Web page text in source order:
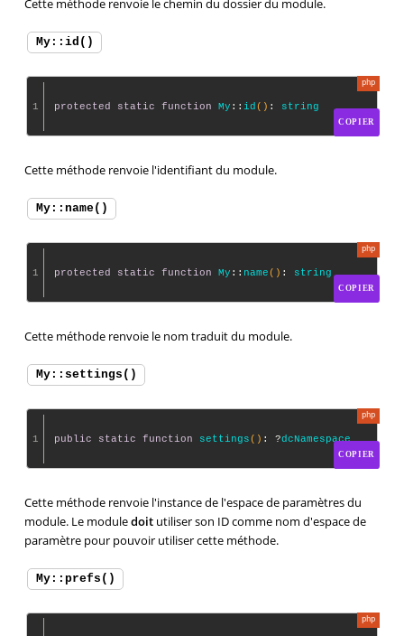
My::id()
1 protected static function My :: id () : string
COPIER
Cette méthode renvoie l'identifiant du module.
My::name()
1 protected static function My :: name () : string
COPIER
Cette méthode renvoie le nom traduit du module.
My::settings()
1 public static function settings () : ?dcNamespace
COPIER
Cette méthode renvoie l'instance de l'espace de paramètres du
module. Le moduledoitutiliser son ID comme nom d'espace de
paramètre pour pouvoir utiliser cette méthode.
My::prefs()